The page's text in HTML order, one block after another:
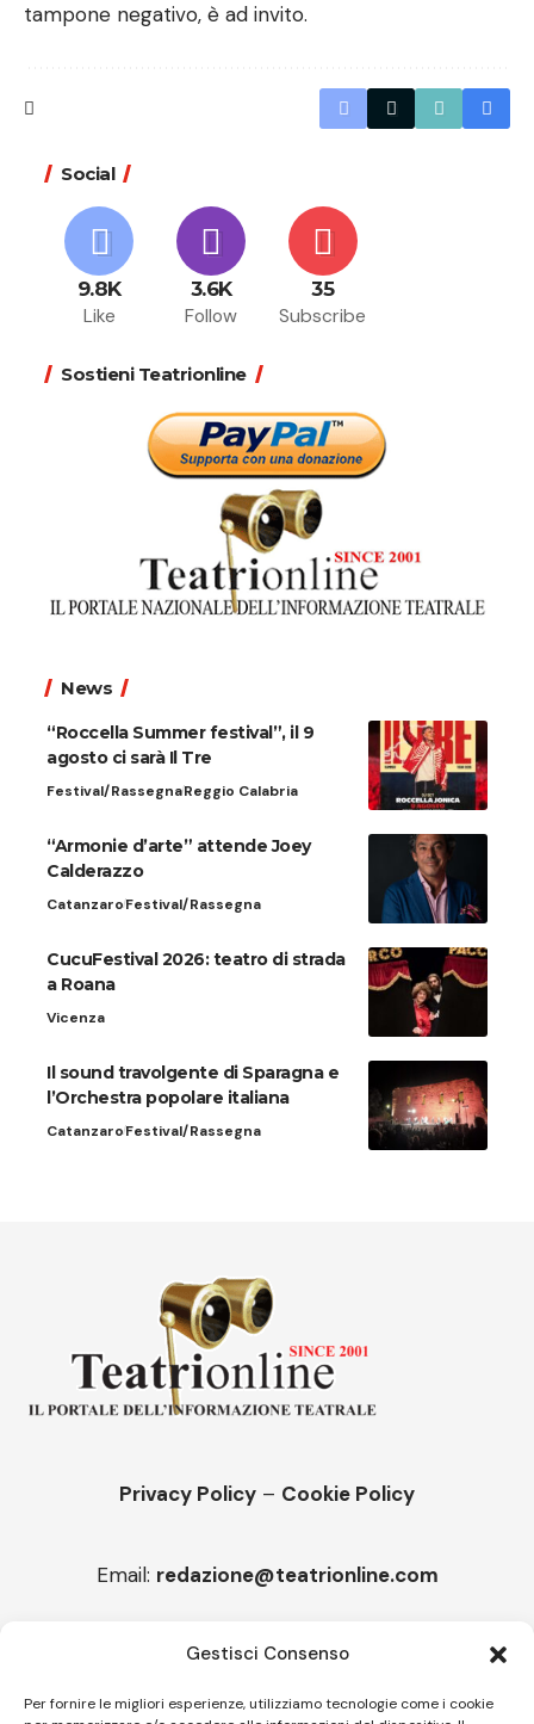
Gestisci Consenso
Per fornire le migliori esperienze, utilizziamo tecnologie come i cookie
tampone negativo, è ad invito.
Social
9.8K
Like
3.6K
Follow
35
Subscribe
Sostieni Teatrionline
News
“Roccella Summer festival”, il 9
agosto ci sarà Il Tre
Festival/RassegnaReggio Calabria
“Armonie d’arte” attende Joey
Calderazzo
CatanzaroFestival/Rassegna
CucuFestival 2026: teatro di strada
a Roana
Vicenza
Il sound travolgente di Sparagna e
l’Orchestra popolare italiana
CatanzaroFestival/Rassegna
Privacy Policy – Cookie Policy
Email: redazione@teatrionline.com